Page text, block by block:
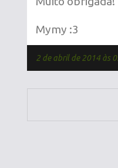
Mymy :3
2 de abril de 2014 às